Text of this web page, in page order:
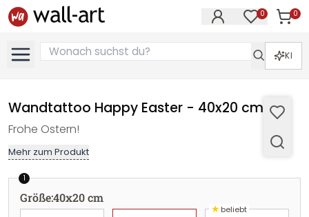
0 0
KI
Wandtattoo Happy Easter - 40x20 cm
Frohe Ostern!
Mehr zum Produkt
1
Größe:40x20 cm
★beliebt